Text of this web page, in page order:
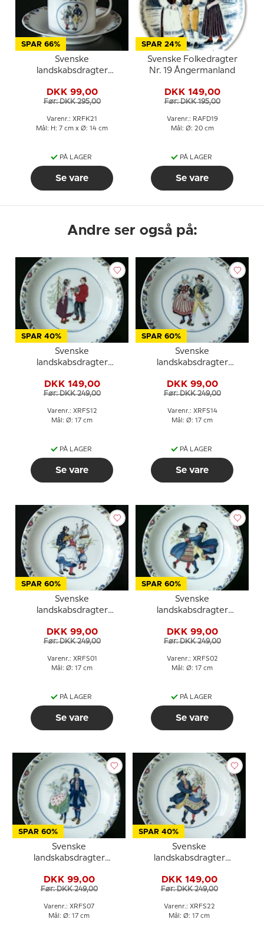
SPAR 66%
Svenske
landskabsdragter
Ångermanland
DKK 99,00
Før: DKK 295,00
Varenr.: XRFK21
Mål: H: 7 cm x Ø: 14 cm
PÅ LAGER
Se vare
SPAR 24%
Svenske Folkedragter
Nr. 19 Ångermanland
DKK 149,00
Før: DKK 195,00
Varenr.: RAFD19
Mål: Ø: 20 cm
PÅ LAGER
Se vare
Andre ser også på:
SPAR 40%
Svenske
landskabsdragter
Norrbotten
DKK 149,00
Før: DKK 249,00
Varenr.: XRFS12
Mål: Ø: 17 cm
PÅ LAGER
Se vare
SPAR 60%
Svenske
landskabsdragter
DKK 99,00
Før: DKK 249,00
Varenr.: XRFS14
Mål: Ø: 17 cm
PÅ LAGER
Se vare
SPAR 60%
Svenske
landskabsdragter
Bohuslän
DKK 99,00
Før: DKK 249,00
Varenr.: XRFS01
Mål: Ø: 17 cm
PÅ LAGER
Se vare
SPAR 60%
Svenske
landskabsdragter
Dalarna
DKK 99,00
Før: DKK 249,00
Varenr.: XRFS02
Mål: Ø: 17 cm
PÅ LAGER
Se vare
SPAR 60%
Svenske
landskabsdragter
Halland
DKK 99,00
Før: DKK 249,00
Varenr.: XRFS07
Mål: Ø: 17 cm
SPAR 40%
Svenske
landskabsdragter
Småland
DKK 149,00
Før: DKK 249,00
Varenr.: XRFS22
Mål: Ø: 17 cm